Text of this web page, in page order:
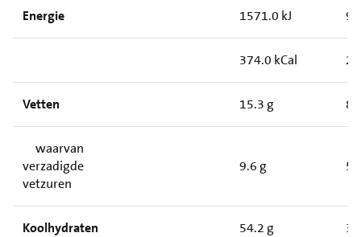
Energie 1571.0 kJ
374.0 kCal
Vetten 15.3 g
waarvan
verzadigde
vetzuren
9.6 g
Koolhydraten 54.2 g